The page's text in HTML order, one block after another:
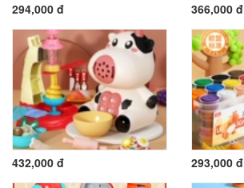
294,000 đ 366,000 đ
432,000 đ 293,000 đ